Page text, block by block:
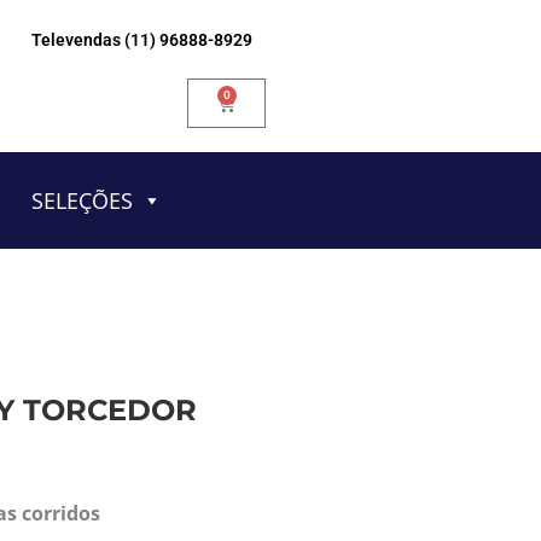
Televendas (11) 96888-8929
0
Carrinho
SELEÇÕES
TORCEDOR
corridos